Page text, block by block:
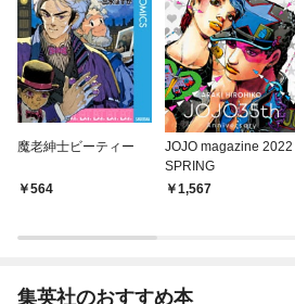
魔老紳士ビーティー
564
JOJO magazine 2022
SPRING
1,567
集英社のおすすめ本